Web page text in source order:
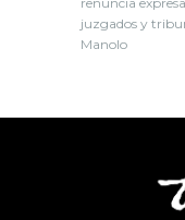
juzgados y
Manolo